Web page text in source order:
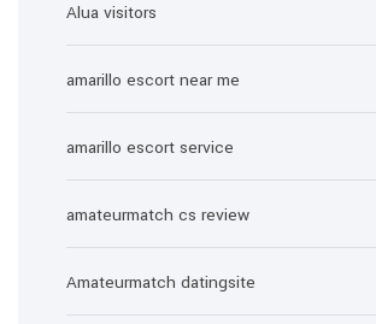
Alua visitors
amarillo escort near me
amarillo escort service
amateurmatch cs review
Amateurmatch datingsite